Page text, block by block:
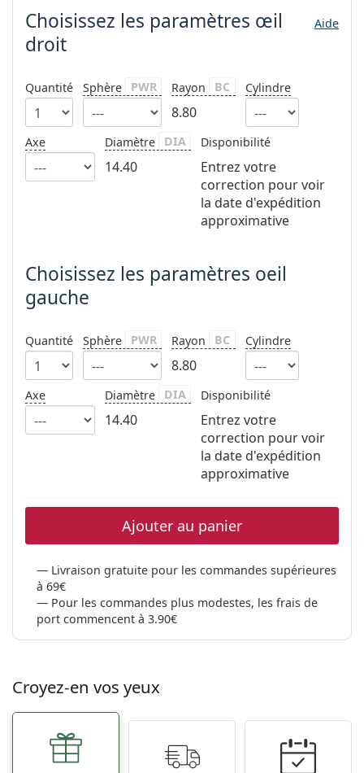
Toutes les marques
Persol
Toutes les marques
Choisissez les paramètres œil
droit
Aide
Quantité Sphère PWR Rayon BC
8.80
Cylindre
Axe Diamètre DIA
14.40
Disponibilité
Entrez votre
correction pour voir
la date d'expédition
approximative
Choisissez les paramètres oeil
gauche
Quantité Sphère PWR Rayon BC
8.80
Cylindre
Axe Diamètre DIA
14.40
Disponibilité
Entrez votre
correction pour voir
la date d'expédition
approximative
Ajouter au panier
Livraison gratuite pour les commandes supérieures
à 69€
Pour les commandes plus modestes, les frais de
port commencent à 3.90€
Croyez-en vos yeux